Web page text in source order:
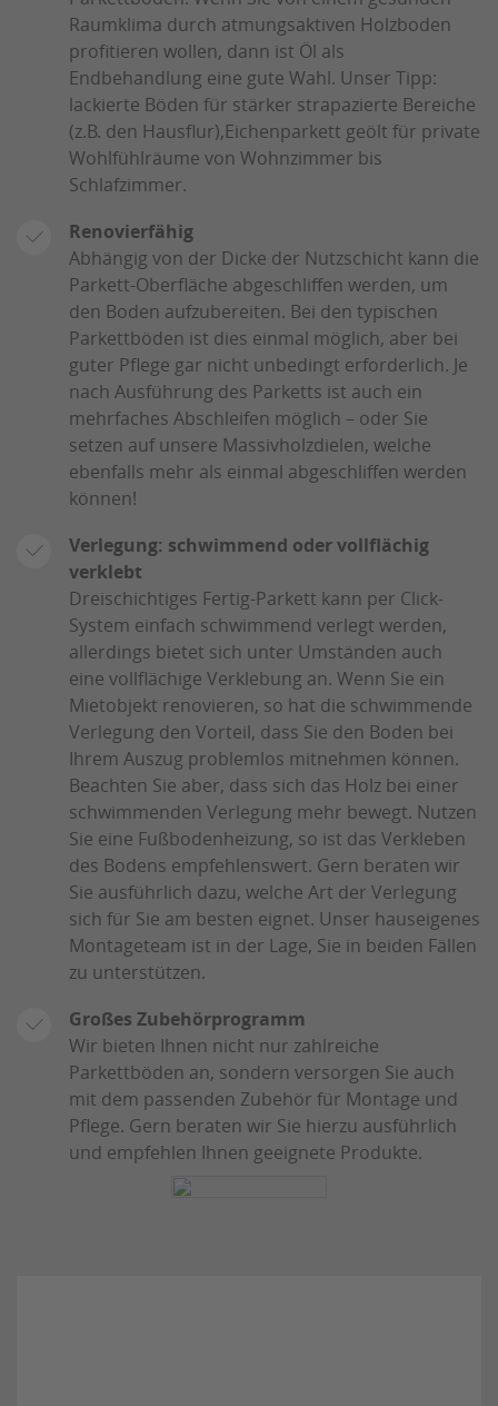
Raumklima durch atmungsaktiven Holzboden
profitieren wollen, dann ist Öl als
Endbehandlung eine gute Wahl. Unser Tipp:
lackierte Böden für stärker strapazierte Bereiche
(z.B. den Hausflur),Eichenparkett geölt für private
Wohlfühlräume von Wohnzimmer bis
Schlafzimmer.
Renovierfähig
Abhängig von der Dicke der Nutzschicht kann die
Parkett-Oberfläche abgeschliffen werden, um
den Boden aufzubereiten. Bei den typischen
Parkettböden ist dies einmal möglich, aber bei
guter Pflege gar nicht unbedingt erforderlich. Je
nach Ausführung des Parketts ist auch ein
mehrfaches Abschleifen möglich – oder Sie
setzen auf unsere Massivholzdielen, welche
ebenfalls mehr als einmal abgeschliffen werden
können!
Verlegung: schwimmend oder vollflächig
verklebt
Dreischichtiges Fertig-Parkett kann per Click-
System einfach schwimmend verlegt werden,
allerdings bietet sich unter Umständen auch
eine vollflächige Verklebung an. Wenn Sie ein
Mietobjekt renovieren, so hat die schwimmende
Verlegung den Vorteil, dass Sie den Boden bei
Ihrem Auszug problemlos mitnehmen können.
Beachten Sie aber, dass sich das Holz bei einer
schwimmenden Verlegung mehr bewegt. Nutzen
Sie eine Fußbodenheizung, so ist das Verkleben
des Bodens empfehlenswert. Gern beraten wir
Sie ausführlich dazu, welche Art der Verlegung
sich für Sie am besten eignet. Unser hauseigenes
Montageteam ist in der Lage, Sie in beiden Fällen
zu unterstützen.
Großes Zubehörprogramm
Wir bieten Ihnen nicht nur zahlreiche
Parkettböden an, sondern versorgen Sie auch
mit dem passenden Zubehör für Montage und
Pflege. Gern beraten wir Sie hierzu ausführlich
und empfehlen Ihnen geeignete Produkte.